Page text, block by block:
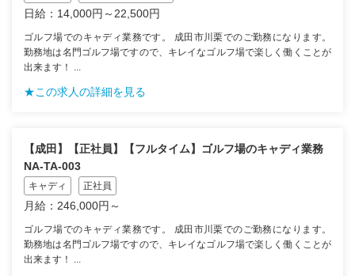
日給：14,000円～22,500円
ゴルフ場でのキャディ業務です。 成田市川栗でのご勤務になります。
勤務地は名門ゴルフ場ですので、キレイなゴルフ場で楽しく働くことが
出来ます！ ...
★この求人の詳細を見る
【成田】【正社員】【フルタイム】ゴルフ場のキャディ業務
NA-TA-003
キャディ 正社員
月給：246,000円～
ゴルフ場でのキャディ業務です。 成田市川栗でのご勤務になります。
勤務地は名門ゴルフ場ですので、キレイなゴルフ場で楽しく働くことが
出来ます！ ...